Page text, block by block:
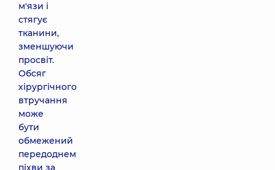
м'язи і
стягує
тканини,
зменшуючи
просвіт.
Обсяг
хірургічного
втручання
може
бути
обмежений
передоднем
піхви за